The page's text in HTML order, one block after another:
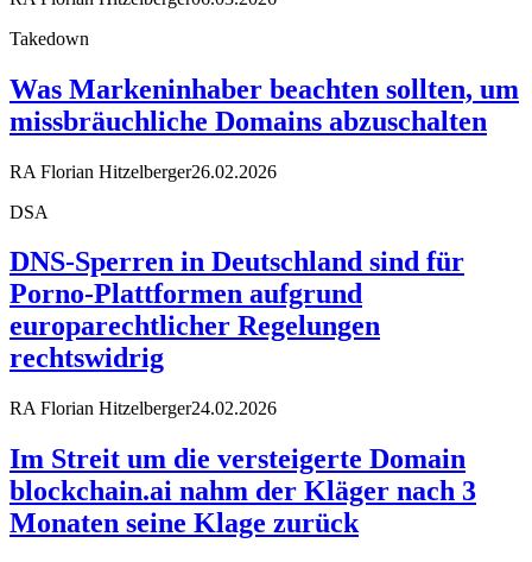
Takedown
Was Markeninhaber beachten sollten, um
missbräuchliche Domains abzuschalten
RA Florian Hitzelberger26.02.2026
DSA
DNS-Sperren in Deutschland sind für
Porno-Plattformen aufgrund
europarechtlicher Regelungen
rechtswidrig
RA Florian Hitzelberger24.02.2026
Im Streit um die versteigerte Domain
blockchain.ai nahm der Kläger nach 3
Monaten seine Klage zurück